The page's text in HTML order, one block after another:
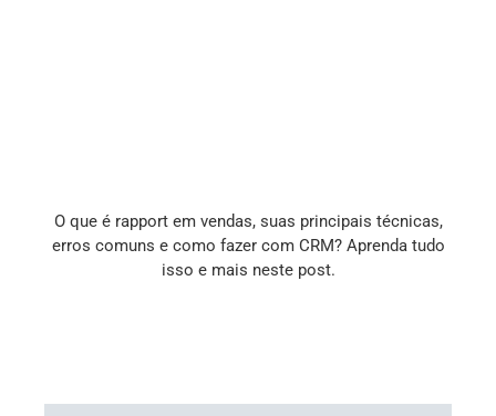
O que é rapport em vendas, suas principais técnicas,
erros comuns e como fazer com CRM? Aprenda tudo
isso e mais neste post.